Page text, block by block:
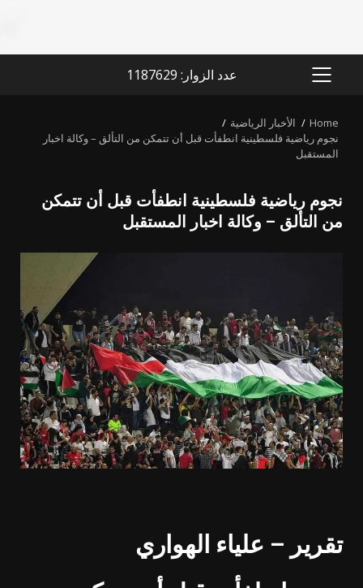
PRIMARY
عدد الزوار: 1187629
Home
الأخبار الرياضية
نجوم رياضية فلسطينية انطفأت قبل أن تتمكن من التألق – وكالة اخبار
المستقبل
نجوم رياضية فلسطينية انطفأت قبل أن تتمكن
من التألق – وكالة اخبار المستقبل
تقرير – علياء الهواري